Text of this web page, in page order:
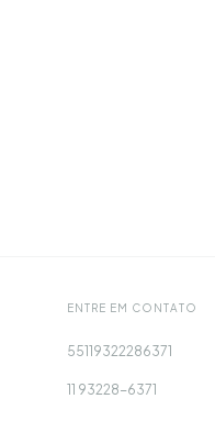
ENTRE EM CONTATO
55119322286371
11 93228-6371